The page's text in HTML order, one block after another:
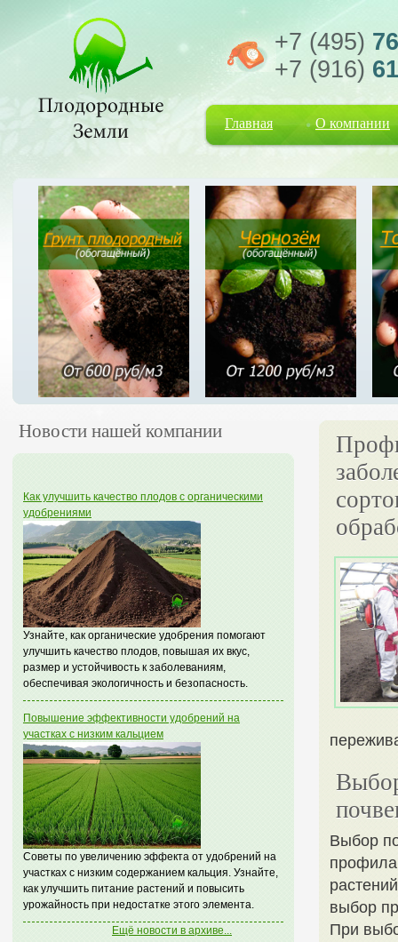
+7 (495)
+7 (916)
Главная О компании
Новости нашей компании
Как улучшить качество плодов с органическими
удобрениями
Узнайте, как органические удобрения помогают
улучшить качество плодов, повышая их вкус,
размер и устойчивость к заболеваниям,
обеспечивая экологичность и безопасность.
Повышение эффективности удобрений на
участках с низким кальцием
Советы по увеличению эффекта от удобрений на
участках с низким содержанием кальция. Узнайте,
как улучшить питание растений и повысить
урожайность при недостатке этого элемента.
Ещё новости в архиве...
Выбор
выбор
При